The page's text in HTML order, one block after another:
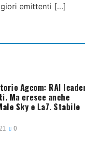
emittenti […]
Agcom: RAI
Ma cresce anche
Sky e La7. Stabile
0